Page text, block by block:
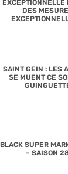
EXCEPTIONNELLE
DES
SAINT GEIN : LES
SE MUENT CE
BLACK SUPER
– SAISON